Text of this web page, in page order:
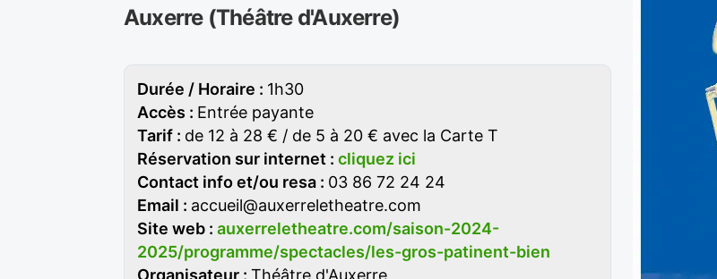
Auxerre (Théâtre d'Auxerre)
Durée / Horaire : 1h30
Accès : Entrée payante
Tarif : de 12 à 28 € / de 5 à 20 € avec la Carte T
Réservation sur internet : cliquez ici
Contact info et/ou resa : 03 86 72 24 24
Email : accueil@auxerreletheatre.com
Site web : auxerreletheatre.com/saison-2024-
2025/programme/spectacles/les-gros-patinent-bien
Organisateur : Théâtre d'Auxerre